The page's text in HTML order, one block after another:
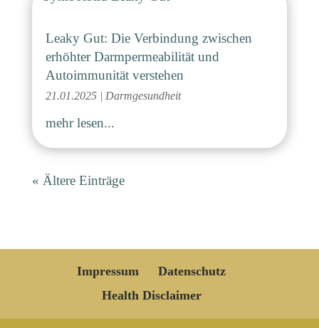
Leaky Gut: Die Verbindung zwischen
erhöhter Darmpermeabilität und
Autoimmunität verstehen
21.01.2025| Darmgesundheit
mehr lesen...
« Ältere Einträge
Impressum
Datenschutz
Health Disclaimer